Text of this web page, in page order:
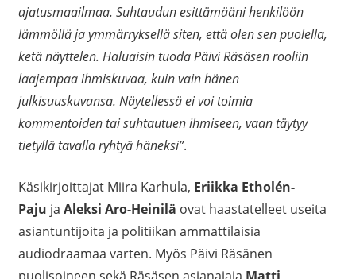
ajatusmaailmaa. Suhtaudun esittämääni henkilöön
lämmöllä ja ymmärryksellä siten, että olen sen puolella,
ketä näyttelen. Haluaisin tuoda Päivi Räsäsen rooliin
laajempaa ihmiskuvaa, kuin vain hänen
julkisuuskuvansa. Näytellessä ei voi toimia
kommentoiden tai suhtautuen ihmiseen, vaan täytyy
tietyllä tavalla ryhtyä häneksi”.
Käsikirjoittajat Miira Karhula, Eriikka Etholén-
Paju ja Aleksi Aro-Heinilä ovat haastatelleet useita
asiantuntijoita ja politiikan ammattilaisia
audiodraamaa varten. Myös Päivi Räsänen